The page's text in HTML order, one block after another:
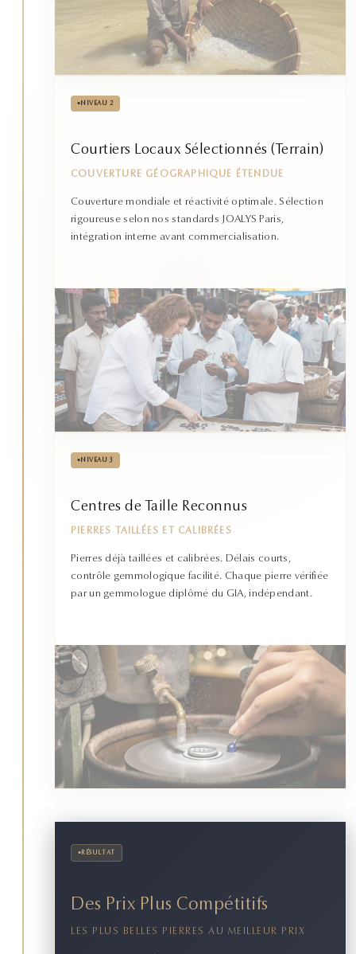
• NIVEAU 2
Courtiers Locaux Sélectionnés (Terrain)
COUVERTURE GÉOGRAPHIQUE ÉTENDUE
Couverture mondiale et réactivité optimale. Sélection
rigoureuse selon nos standards JOALYS Paris,
intégration interne avant commercialisation.
• NIVEAU 3
Centres de Taille Reconnus
PIERRES TAILLÉES ET CALIBRÉES
Pierres déjà taillées et calibrées. Délais courts,
contrôle gemmologique facilité. Chaque pierre vérifiée
par un gemmologue diplômé du GIA, indépendant.
• RÉSULTAT
Des Prix Plus Compétitifs
LES PLUS BELLES PIERRES AU MEILLEUR PRIX